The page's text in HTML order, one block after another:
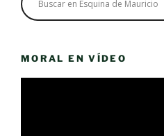
MORAL EN VÍDEO